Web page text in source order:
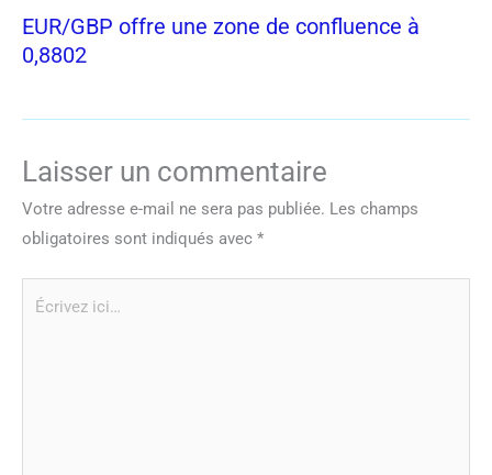
EUR/GBP offre une zone de confluence à
0,8802
Laisser un commentaire
Votre adresse e-mail ne sera pas publiée. Les champs
obligatoires sont indiqués avec *